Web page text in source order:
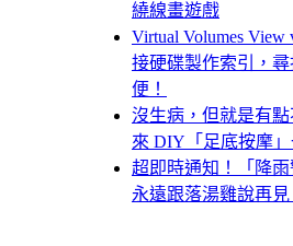
繞線畫遊戲
Virtual Volumes
接硬碟製作索引，
便！
沒生病，但就是有
來 DIY「足底按摩
超即時通知！「降
永遠跟落湯雞說再見